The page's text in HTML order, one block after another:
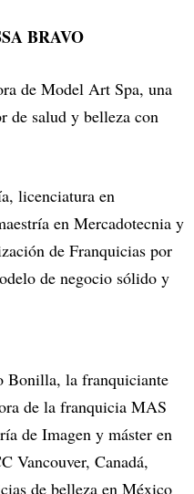
BRAVO
de Model Art Spa, una
de salud y belleza con
licenciatura en
en Mercadotecnia y
de Franquicias por
de negocio sólido y
Bonilla, la franquiciante
de la franquicia MAS
de Imagen y máster en
Vancouver, Canadá,
de belleza en México